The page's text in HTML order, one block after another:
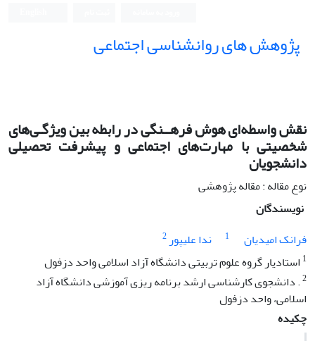
پژوهش های روانشناسی اجتماعی
نقش واسطه‌ای هوش فرهــنگی در رابطه بین ویژگـی‌های
شخصیتی با مهارت‌های اجتماعی و پیشرفت تحصیلی
دانشجویان
نوع مقاله : مقاله پژوهشی
نویسندگان
فرانک امیدیان
1 ندا علیپور2
1 استادیار گروه علوم تربیتی دانشگاه آزاد اسلامی واحد دزفول
2. دانشجوی کارشناسی ارشد برنامه ریزی آموزشی دانشگاه آزاد
اسلامی، واحد دزفول
چکیده